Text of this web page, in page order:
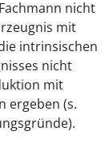
nicht
mit
intrinsischen
nicht
mit
ergeben (s.